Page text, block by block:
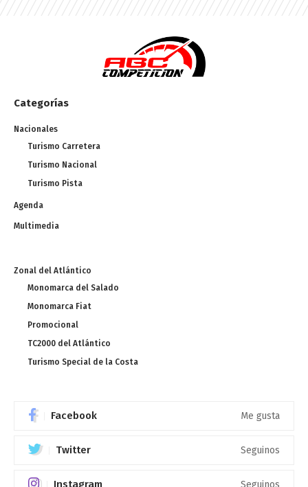
Categorías
Nacionales
Turismo Carretera
Turismo Nacional
Turismo Pista
Agenda
Multimedia
Zonal del Atlántico
Monomarca del Salado
Monomarca Fiat
Promocional
TC2000 del Atlántico
Turismo Special de la Costa
Facebook Me gusta
Twitter Seguinos
Instagram Seguinos